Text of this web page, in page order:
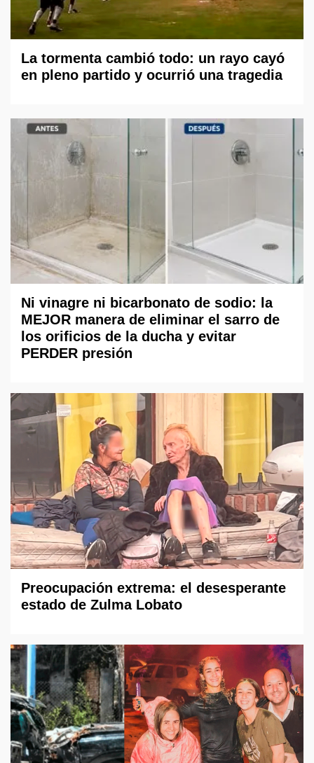
La tormenta cambió todo: un rayo cayó
en pleno partido y ocurrió una tragedia
Ni vinagre ni bicarbonato de sodio: la
MEJOR manera de eliminar el sarro de
los orificios de la ducha y evitar
PERDER presión
Preocupación extrema: el desesperante
estado de Zulma Lobato